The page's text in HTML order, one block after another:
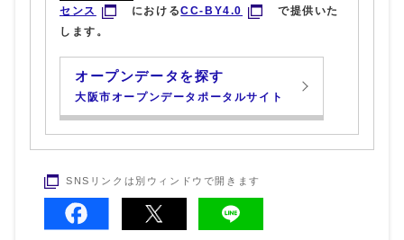
センス
におけるCC-BY4.0
で提供いた
します。
オープンデータを探す
大阪市オープンデータポータルサイト
SNSリンクは別ウィンドウで開きます